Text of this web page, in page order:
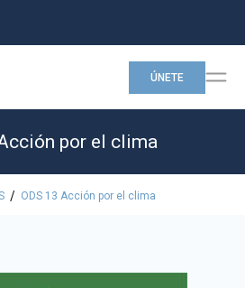
ÚNETE
por el clima
/ ODS 13 Acción por el clima